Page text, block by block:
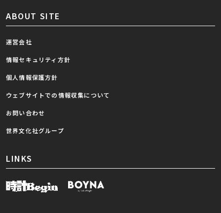
ABOUT SITE
運営会社
情報セキュリティ方針
個人情報保護方針
ウェブサイトでの情報収集について
お問い合わせ
世界文化社グループ
LINKS